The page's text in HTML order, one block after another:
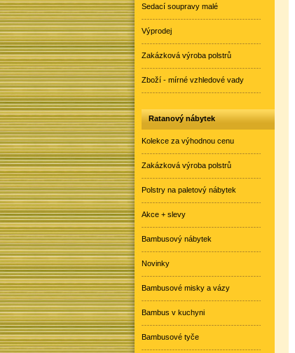
Sedací soupravy malé
Výprodej
Zakázková výroba polstrů
Zboží - mírné vzhledové vady
Ratanový nábytek
Kolekce za výhodnou cenu
Zakázková výroba polstrů
Polstry na paletový nábytek
Akce + slevy
Bambusový nábytek
Novinky
Bambusové misky a vázy
Bambus v kuchyni
Bambusové tyče